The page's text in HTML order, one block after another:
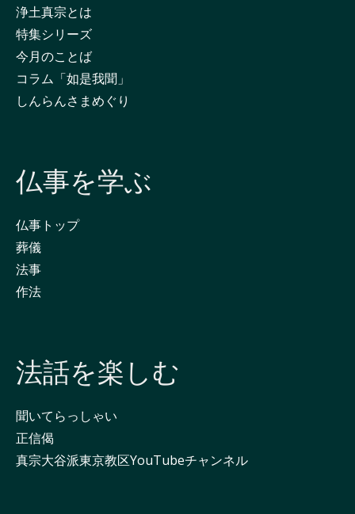
浄土真宗とは
特集シリーズ
今月のことば
コラム「如是我聞」
しんらんさまめぐり
仏事を学ぶ
仏事トップ
葬儀
法事
作法
法話を楽しむ
聞いてらっしゃい
正信偈
真宗大谷派東京教区YouTubeチャンネル